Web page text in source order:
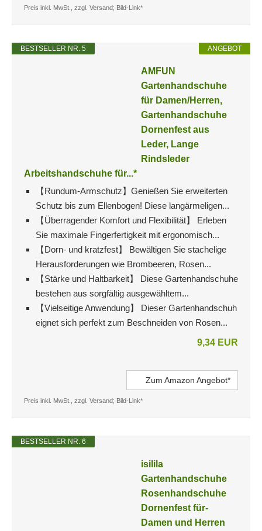
Preis inkl. MwSt., zzgl. Versand; Bild-Link*
ANGEBOT
BESTSELLER NR. 5
AMFUN
Gartenhandschuhe
für Damen/Herren,
Gartenhandschuhe
Dornenfest aus
Leder, Lange
Rindsleder
Arbeitshandschuhe für...*
【Rundum-Armschutz】Genießen Sie erweiterten
Schutz bis zum Ellenbogen! Diese langärmeligen...
【Überragender Komfort und Flexibilität】 Erleben
Sie maximale Fingerfertigkeit mit ergonomisch...
【Dorn- und kratzfest】 Bewältigen Sie stachelige
Herausforderungen wie Brombeeren, Rosen...
【Stärke und Haltbarkeit】 Diese Gartenhandschuhe
bestehen aus sorgfältig ausgewähltem...
【Vielseitige Anwendung】 Dieser Gartenhandschuh
eignet sich perfekt zum Beschneiden von Rosen...
9,34 EUR
Zum Amazon Angebot*
Preis inkl. MwSt., zzgl. Versand; Bild-Link*
BESTSELLER NR. 6
isilila
Gartenhandschuhe
Rosenhandschuhe
Dornenfest für-
Damen und Herren